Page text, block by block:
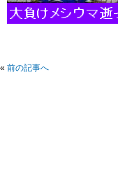
« 前の記事へ